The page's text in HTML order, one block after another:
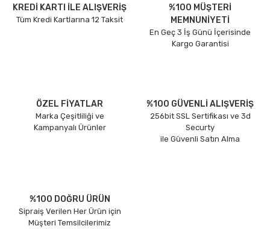
KREDİ KARTI İLE ALIŞVERİŞ
Tüm Kredi Kartlarına 12 Taksit
%100 MÜŞTERİ
MEMNUNİYETİ
En Geç 3 İş Günü İçerisinde
Kargo Garantisi
ÖZEL FİYATLAR
Marka Çeşitliliği ve
Kampanyalı Ürünler
%100 GÜVENLİ ALIŞVERİŞ
256bit SSL Sertifikası ve 3d
Securty
ile Güvenli Satın Alma
%100 DOĞRU ÜRÜN
Sipraiş Verilen Her Ürün için
Müşteri Temsilcilerimiz